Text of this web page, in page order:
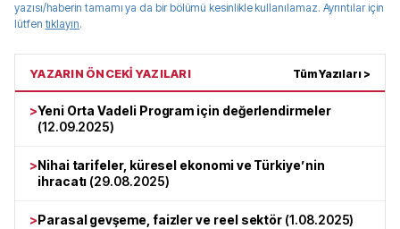
yazısı/haberin tamamı ya da bir bölümü kesinlikle kullanılamaz. Ayrıntılar için
lütfen tıklayın.
YAZARIN ÖNCEKİ YAZILARI Tüm Yazıları >
>Yeni Orta Vadeli Program için değerlendirmeler
(12.09.2025)
>Nihai tarifeler, küresel ekonomi ve Türkiye’nin
ihracatı (29.08.2025)
>Parasal gevşeme, faizler ve reel sektör (1.08.2025)